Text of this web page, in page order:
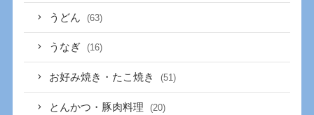
うどん (63)
うなぎ (16)
お好み焼き・たこ焼き (51)
とんかつ・豚肉料理 (20)